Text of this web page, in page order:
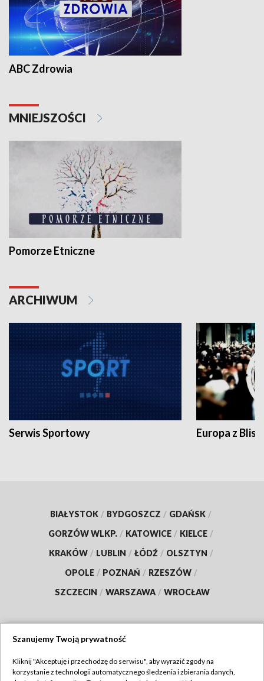
ABC Zdrowia
MNIEJSZOŚCI
Pomorze Etniczne
ARCHIWUM
Serwis Sportowy Europa z
BIAŁYSTOK / BYDGOSZCZ / GDAŃSK /
GORZÓW WLKP. / KATOWICE / KIELCE /
KRAKÓW / LUBLIN / ŁÓDŹ / OLSZTYN /
OPOLE / POZNAŃ / RZESZÓW /
SZCZECIN / WARSZAWA / WROCŁAW
TVP
Szanujemy Twoją prywatność
Kliknij "Akceptuję i przechodzę do serwisu", aby wyrazić zgody na
korzystanie z technologii automatycznego śledzenia i zbierania danych,